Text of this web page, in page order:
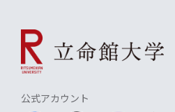
公式アカウント